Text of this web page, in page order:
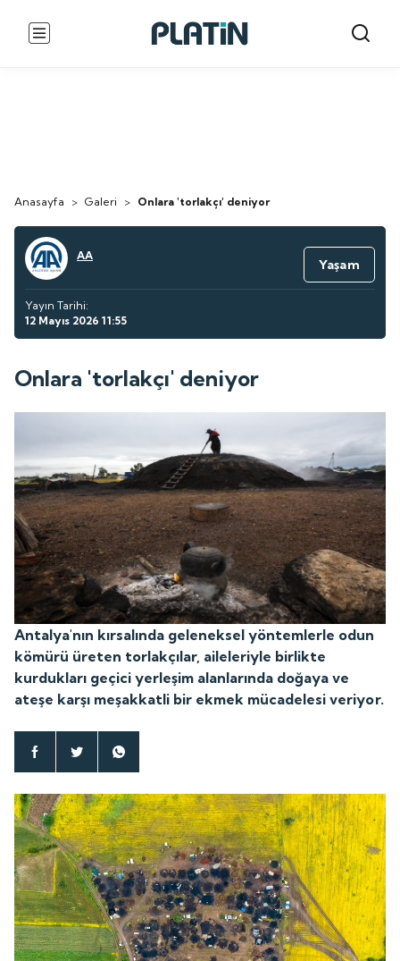
Anasayfa > Galeri > Onlara 'torlakçı' deniyor
AA
Yaşam
Yayın Tarihi:
12 Mayıs 2026 11:55
Onlara 'torlakçı' deniyor
Antalya'nın kırsalında geleneksel yöntemlerle odun
kömürü üreten torlakçılar, aileleriyle birlikte
kurdukları geçici yerleşim alanlarında doğaya ve
ateşe karşı meşakkatli bir ekmek mücadelesi veriyor.